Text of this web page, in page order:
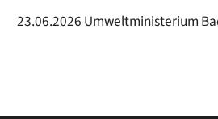
23.06.2026 Umweltministerium